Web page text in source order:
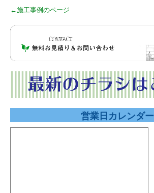
営業日カレンダー
←施工事例のページ